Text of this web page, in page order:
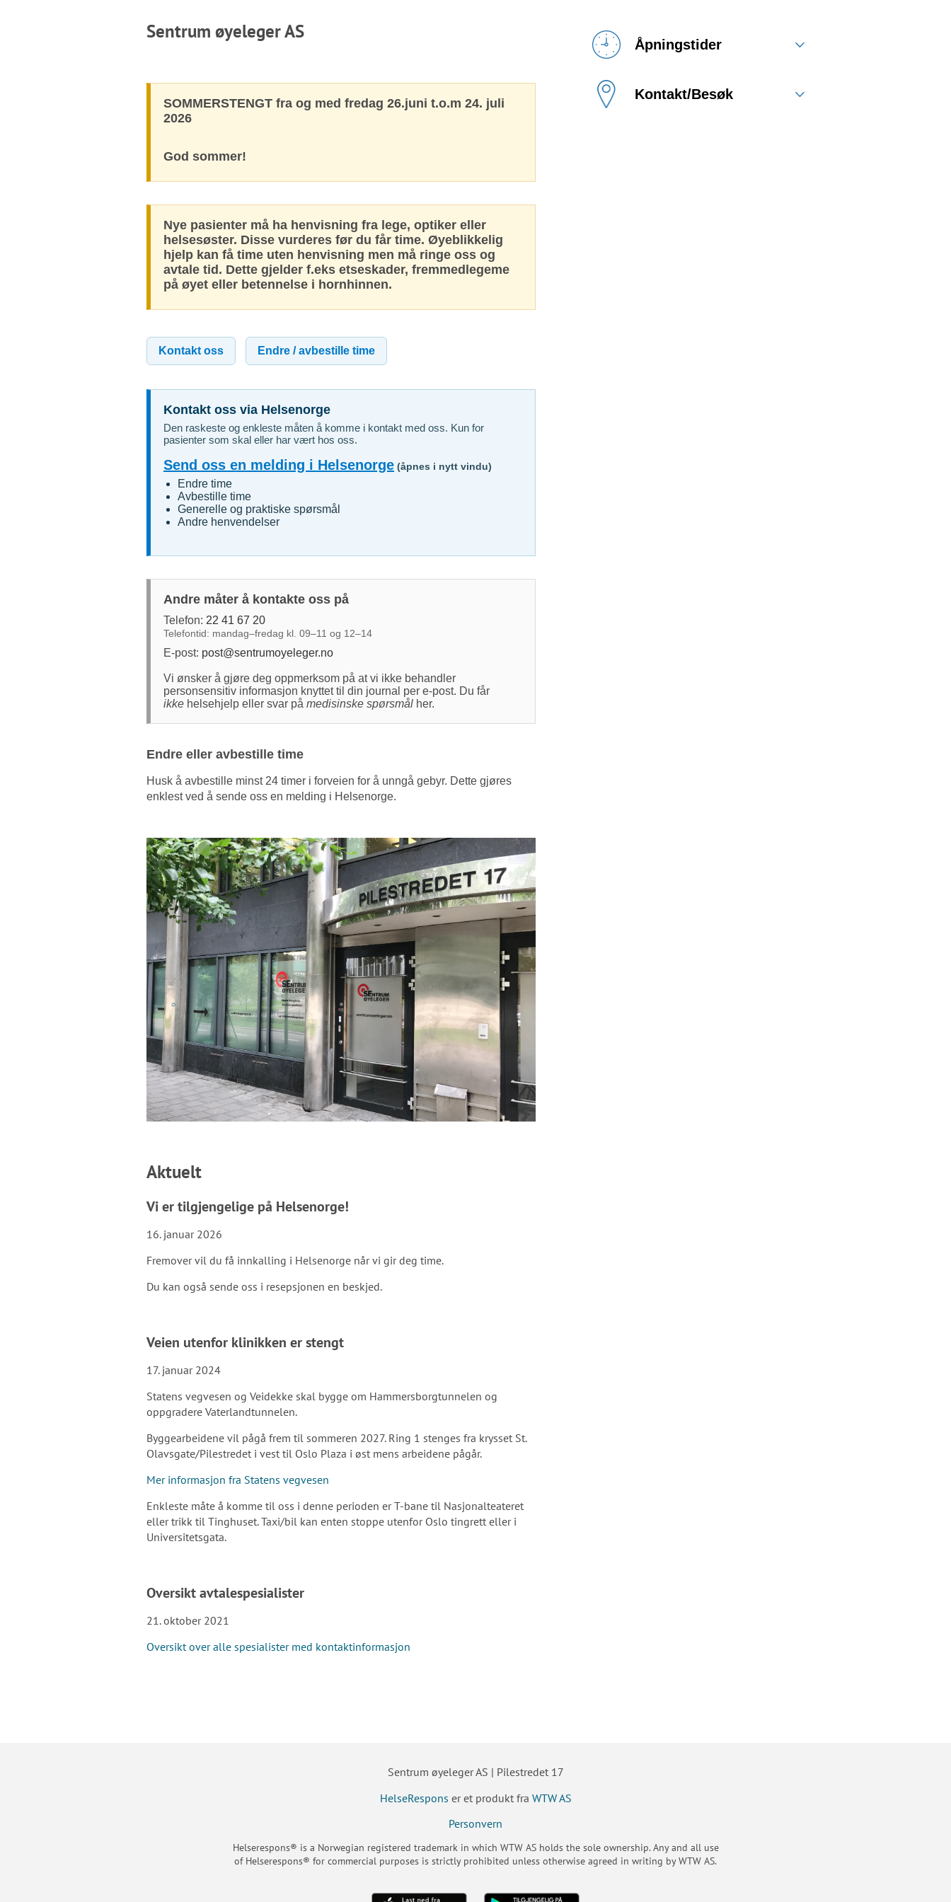
Åpningstider
Kontakt/Besøk
Sentrum øyeleger AS
SOMMERSTENGT fra og med fredag 26.juni t.o.m 24. juli
2026
God sommer!
Nye pasienter må ha henvisning fra lege, optiker eller
helsesøster. Disse vurderes før du får time. Øyeblikkelig
hjelp kan få time uten henvisning men må ringe oss og
avtale tid. Dette gjelder f.eks etseskader, fremmedlegeme
på øyet eller betennelse i hornhinnen.
Kontakt oss Endre / avbestille time
Kontakt oss via Helsenorge
Den raskeste og enkleste måten å komme i kontakt med oss. Kun for
pasienter som skal eller har vært hos oss.
Send oss en melding i Helsenorge (åpnes i nytt vindu)
Endre time
Avbestille time
Generelle og praktiske spørsmål
Andre henvendelser
Andre måter å kontakte oss på
Telefon: 22 41 67 20
Telefontid: mandag–fredag kl. 09–11 og 12–14
E-post: post@sentrumoyeleger.no
Vi ønsker å gjøre deg oppmerksom på at vi ikke behandler
personsensitiv informasjon knyttet til din journal per e-post. Du får
ikke helsehjelp eller svar på medisinske spørsmål her.
Endre eller avbestille time
Husk å avbestille minst 24 timer i forveien for å unngå gebyr. Dette gjøres
enklest ved å sende oss en melding i Helsenorge.
Aktuelt
Vi er tilgjengelige på Helsenorge!
16. januar 2026
Fremover vil du få innkalling i Helsenorge når vi gir deg time.
Du kan også sende oss i resepsjonen en beskjed.
Veien utenfor klinikken er stengt
17. januar 2024
Statens vegvesen og Veidekke skal bygge om Hammersborgtunnelen og
oppgradere Vaterlandtunnelen.
Byggearbeidene vil pågå frem til sommeren 2027. Ring 1 stenges fra krysset St.
Olavsgate/Pilestredet i vest til Oslo Plaza i øst mens arbeidene pågår.
Mer informasjon fra Statens vegvesen
Enkleste måte å komme til oss i denne perioden er T-bane til Nasjonalteateret
eller trikk til Tinghuset. Taxi/bil kan enten stoppe utenfor Oslo tingrett eller i
Universitetsgata.
Oversikt avtalespesialister
21. oktober 2021
Oversikt over alle spesialister med kontaktinformasjon
Sentrum øyeleger AS | Pilestredet 17
HelseRespons er et produkt fra WTW AS
Personvern
Helserespons® is a Norwegian registered trademark in which WTW AS holds the sole ownership. Any and all use
of Helserespons® for commercial purposes is strictly prohibited unless otherwise agreed in writing by WTW AS.